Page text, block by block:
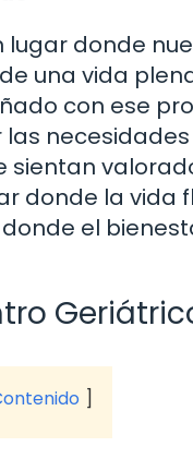
donde
una vida
con ese
donde la vida
el